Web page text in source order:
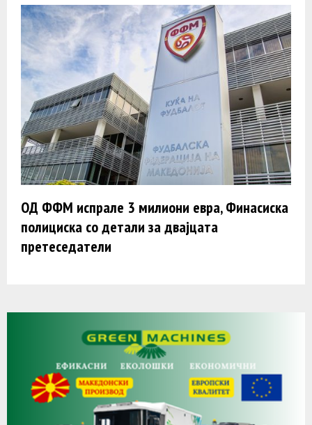
ОД ФФМ испрале 3 милиони евра, Финасиска
полициска со детали за двајцата
претеседатели